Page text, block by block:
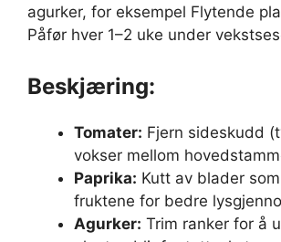
agurker, for eksempel Flytende
Påfør hver 1–2 uke under
Beskjæring:
Tomater: Fjern sideskudd
vokser mellom
Paprika: Kutt av blader
fruktene for bedre
Agurker: Trim ranker for å